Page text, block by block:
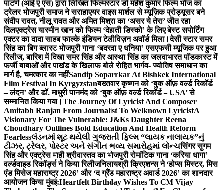
पाटणे (आई ए एस) द्वारा लिखित फिल्मस्टार डॉ महेश कुमार फिल्म भोज का
ट्रेलर भोजपुरी समाज ने सराहाएयर वाइस मार्शल से म्यूज़िक प्रोड्यूसर बने
संदीप रावत, नीलू रावत और अमित मिश्रा का ‘असर ये तेरा’ जीत रहा
दिलएक्ट्रेस यास्मीन खान को फिल्म ‘देहाती डिस्को’ के लिए बेस्ट सपोर्टिंग
एक्टर का दादा साहब फाल्के इंडियन टेलीविज़न अवॉर्ड मिला।देसी स्टार समर
सिंह का बिग ब्लास्ट भोजपुरी गाना ‘बदरवा ए धनिया’ एसएफसी म्यूजिक पर हुआ
रिलीज, बारिश में दिखा समर सिंह और आस्था सिंह का जलवाभारत पॉडकास्ट में
फर्जी बाबाओं और पाखंड के खिलाफ बोले रोहित भार्गव- ज्योतिष समाधान का
मार्ग है, चमत्कार का नहींSandip Soparrkar At Bishkek International
Film Festival In Kyrgyzstanबख्तवार कृष्णन को ‘बुक ऑफ़ वर्ल्ड रिकॉर्ड
– लंदन’ और डॉ. माधुरी पानमंद को ‘बुक ऑफ़ वर्ल्ड रिकॉर्ड – USA’ से
सम्मानित किया गया।The Journey Of Lyricist And Composer
Amitabh Ranjan From Journalist To Welknown LyricistA
Visionary For The Vulnerable: J&Ks Daughter Reena
Choudhary Outlines Bold Education And Health Reform
Fearlessલંડનમાં શૂટ થયેલી ગુજરાતી ફિલ્મ “લાયક નાલાયક”નું
ટીઝર, ટ્રેલર, પોસ્ટર અને સંગીત ભવ્ય સમારોહમાં લોન્ચसिंगर सुगम
सिंह और एक्ट्रेस माही श्रीवास्तव का भोजपुरी रोमांटिक गाना ‘करिया धागा’
वर्ल्डवाइड रिकॉर्ड्स ने किया रिलीजनिलायश्री क्रिएशन्स ने ‘होप्स मिस्टर, मिस
एंड मिसेज महाराष्ट्र 2026’ और ‘द ग्रैंड महाराष्ट्र अवार्ड 2026’ का शानदार
आयोजन किया मुंबई:Heartfelt Birthday Wishes To CM Vijay